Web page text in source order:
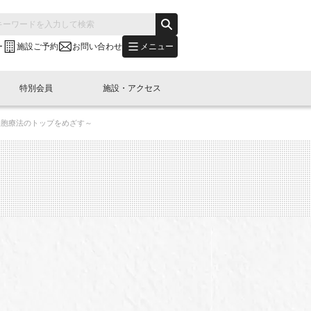
施設ご予約 お問い合わせ メニュー
別会員開催
展・参加
"LINK-BioBAY TOKYO"？
(News Letter)
コラム
ュース・事業紹介
ベント
LINK-J WEST
容
本橋エリアについて
特別会員
し込み
施設・アクセス
予約
療法のトップをめざす～